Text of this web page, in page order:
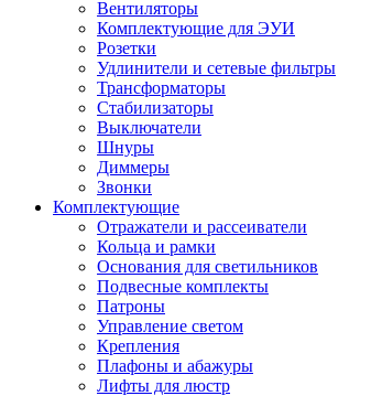
Вентиляторы
Комплектующие для ЭУИ
Розетки
Удлинители и сетевые фильтры
Трансформаторы
Стабилизаторы
Выключатели
Шнуры
Диммеры
Звонки
Комплектующие
Отражатели и рассеиватели
Кольца и рамки
Основания для светильников
Подвесные комплекты
Патроны
Управление светом
Крепления
Плафоны и абажуры
Лифты для люстр